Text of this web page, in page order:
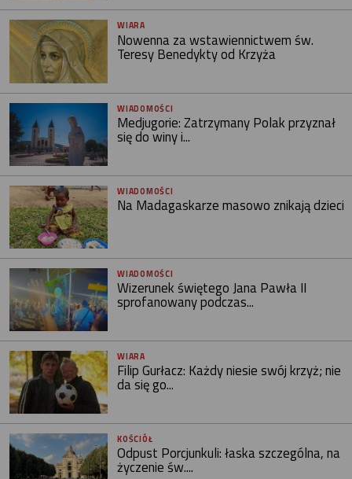
WIARA
Nowenna za wstawiennictwem św.
Teresy Benedykty od Krzyża
WIADOMOŚCI
Medjugorie: Zatrzymany Polak przyznał
się do winy i...
WIADOMOŚCI
Na Madagaskarze masowo znikają dzieci
WIADOMOŚCI
Wizerunek świętego Jana Pawła II
sprofanowany podczas...
WIARA
Filip Gurłacz: Każdy niesie swój krzyż; nie
da się go...
KOŚCIÓŁ
Odpust Porcjunkuli: łaska szczególna, na
życzenie św....